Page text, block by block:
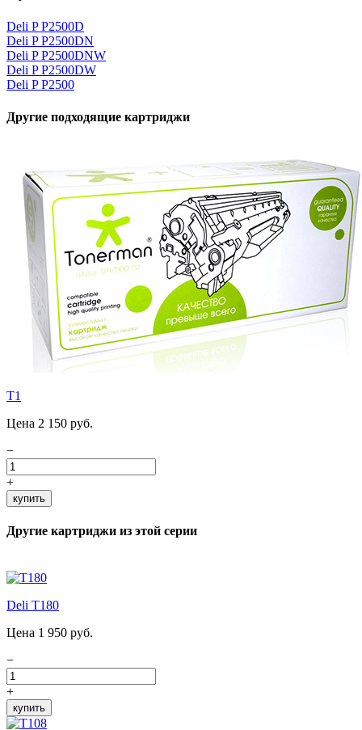
Deli P P2500D
Deli P P2500DN
Deli P P2500DNW
Deli P P2500DW
Deli P P2500
Другие подходящие картриджи
T1
Цена 2 150 руб.
−
+
купить
Другие картриджи из этой серии
Deli T180
Цена 1 950 руб.
−
+
купить